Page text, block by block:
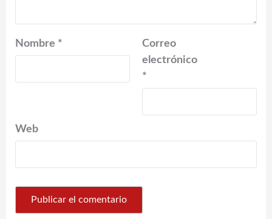
Nombre *
Correo
electrónico
*
Web